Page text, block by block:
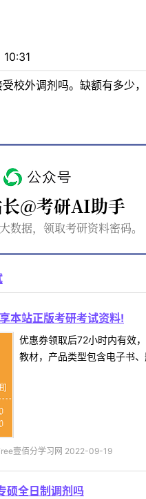
校外调剂吗。缺额有多少
本站正版考研考试资料!
优惠券领取后72小时内有效
教材，产品类型包含电子书
壹佰分学习网 2022-09-19
硕全日制调剂吗